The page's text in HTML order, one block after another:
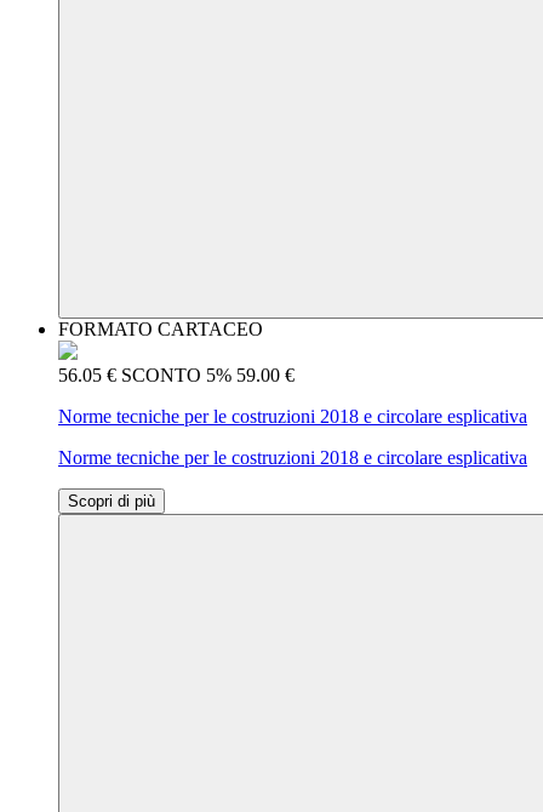
FORMATO CARTACEO
56.05 € SCONTO 5% 59.00 €
Norme tecniche per le costruzioni 2018 e circolare esplicativa
Norme tecniche per le costruzioni 2018 e circolare esplicativa
Scopri di più